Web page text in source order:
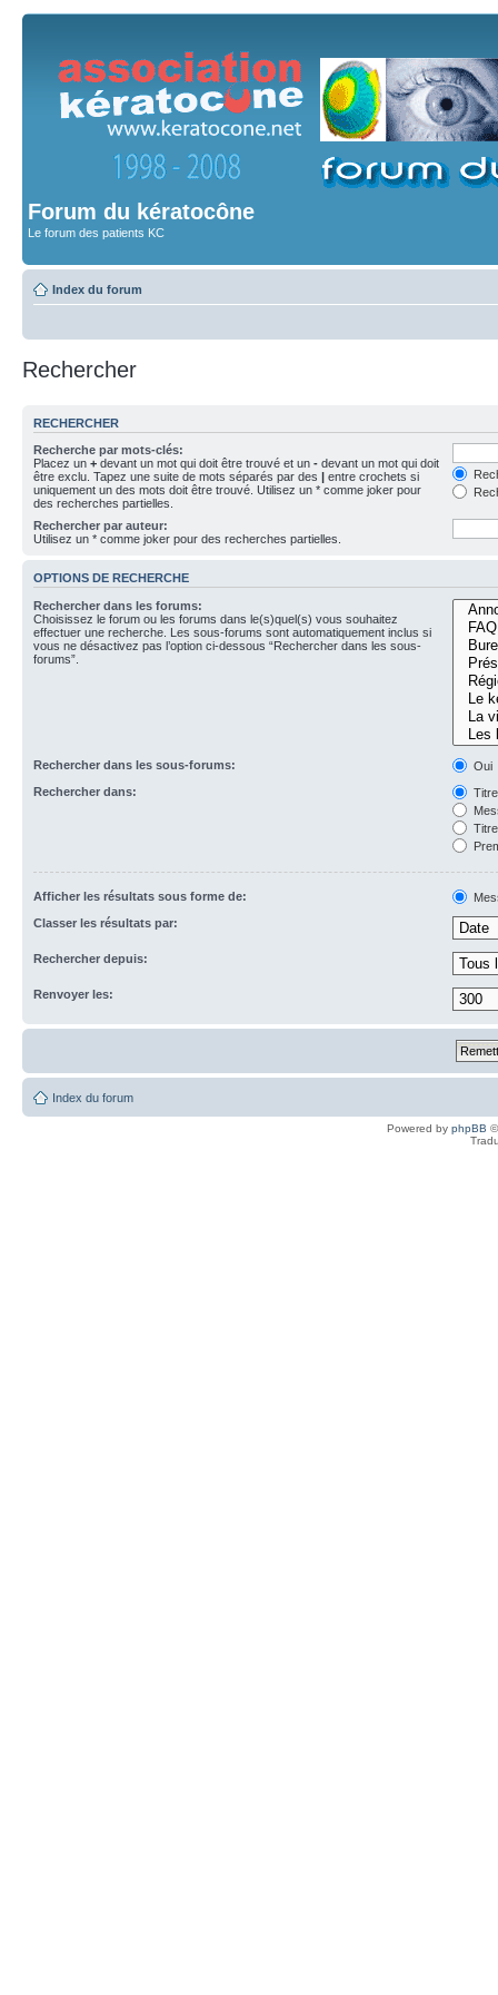
Forum du kératocône
Le forum des patients KC
Index du forum
Rechercher
RECHERCHER
Recherche par mots-clés:
Placez un + devant un mot qui doit être trouvé et un - devant un mot qui doit
être exclu. Tapez une suite de mots séparés par des | entre crochets si
uniquement un des mots doit être trouvé. Utilisez un * comme joker pour
des recherches partielles.
Rechercher par auteur:
Utilisez un * comme joker pour des recherches partielles.
OPTIONS DE RECHERCHE
Rechercher dans les forums:
Choisissez le forum ou les forums dans le(s)quel(s) vous souhaitez
effectuer une recherche. Les sous-forums sont automatiquement inclus si
vous ne désactivez pas l’option ci-dessous “Rechercher dans les sous-
forums”.
Rechercher dans les sous-forums:
Oui
Rechercher dans:
Afficher les résultats sous forme de:
Classer les résultats par:
Rechercher depuis:
Renvoyer les:
Index du forum
Powered by phpBB